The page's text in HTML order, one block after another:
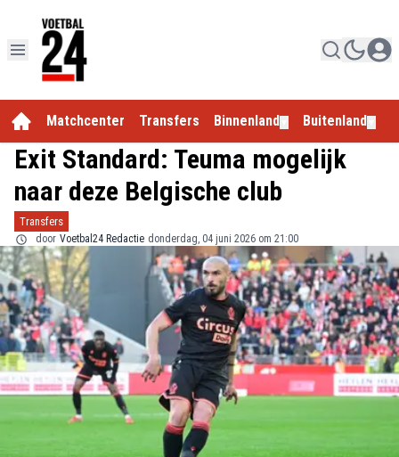
Matchcenter Transfers Binnenland Buitenland
Exit Standard: Teuma mogelijk
naar deze Belgische club
Transfers
door Voetbal24 Redactie donderdag, 04 juni 2026 om 21:00